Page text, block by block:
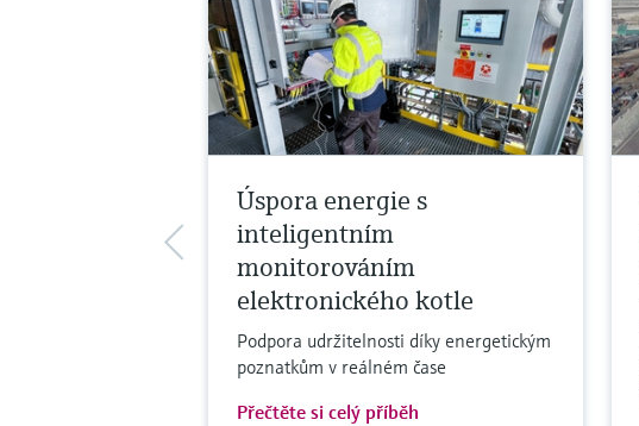
Úspora energie s
inteligentním
monitorováním
elektronického kotle
Podpora udržitelnosti díky energetickým
poznatkům v reálném čase
Přečtěte si celý příběh